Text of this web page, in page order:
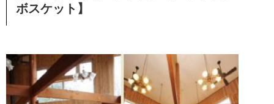
ボスケット】